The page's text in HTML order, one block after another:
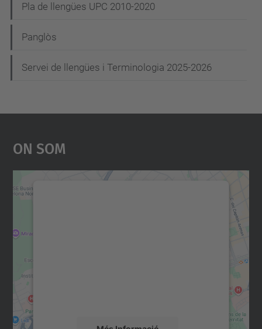
Pla de llengües UPC 2010-2020
Panglòs
Servei de llengües i Terminologia 2025-2026
On Som